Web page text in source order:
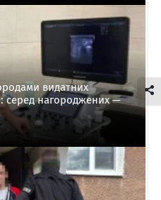
видатних
серед нагороджених —